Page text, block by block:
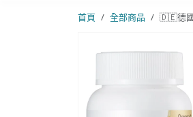
首頁 全部商品 🇩🇪德國